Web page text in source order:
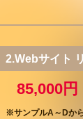
2.Webサイト
85,000円
※サンプルA～Dか